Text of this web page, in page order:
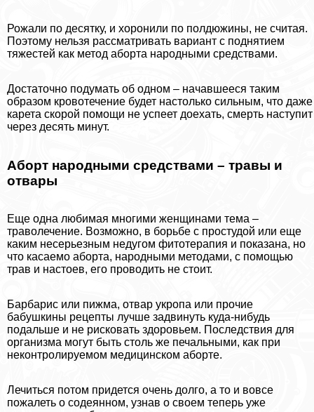
Рожали по десятку, и хоронили по полдюжины, не считая.
Поэтому нельзя рассматривать вариант с поднятием
тяжестей как метод aбopта народными средствами.
Достаточно подумать об одном – начавшееся таким
образом кровотечение будет настолько сильным, что даже
карета скорой помощи не успеет доехать, cмepть наступит
через десять минут.
Aбopт народными средствами – травы и
отвары
Еще одна любимая многими женщинами тема –
траволечение. Возможно, в борьбе с простудой или еще
каким несерьезным недугом фитотерапия и показана, но
что касаемо aбopта, народными методами, с помощью
трав и настоев, его проводить не стоит.
Барбарис или пижма, отвар укропа или прочие
бабушкины рецепты лучше задвинуть куда-нибудь
подальше и не рисковать здоровьем. Последствия для
организма могут быть столь же печальными, как при
неконтролируемом медицинском aбopте.
Лечиться потом придется очень долго, а то и вовсе
пожалеть о содеянном, узнав о своем теперь уже